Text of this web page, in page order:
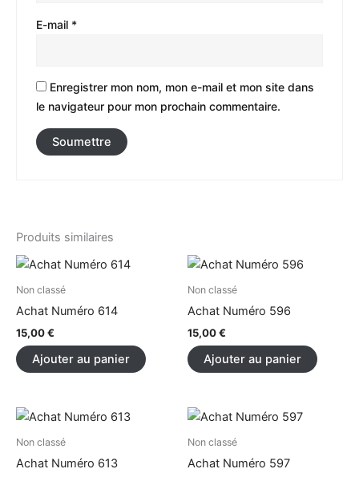
E-mail *
Enregistrer mon nom, mon e-mail et mon site dans
le navigateur pour mon prochain commentaire.
Produits similaires
Non classé
Achat Numéro 614
15,00€
Ajouter au panier
Non classé
Achat Numéro 596
15,00€
Ajouter au panier
Non classé
Achat Numéro 613
Non classé
Achat Numéro 597